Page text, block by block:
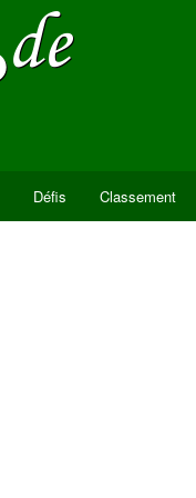
Défis Classement